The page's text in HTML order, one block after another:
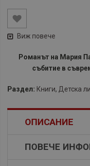
Виж повече
Романът на Мария
събитие в
Раздел: Книги, Детска
ОПИСАНИЕ
ПОВЕЧЕ